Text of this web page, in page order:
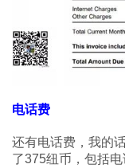
电话费
还有电话费，我的
了375纽币，包括